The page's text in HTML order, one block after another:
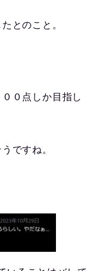
とのこと。
０点しか目指し
ですね。